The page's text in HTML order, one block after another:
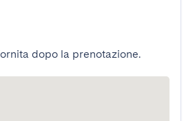
dopo la prenotazione.